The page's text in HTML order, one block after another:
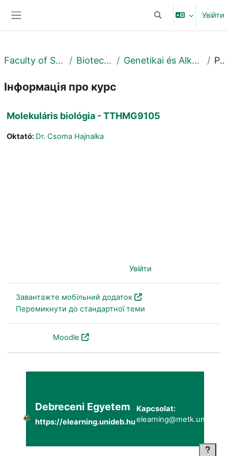
ПереключитиУвійти
Faculty of Science and Technology Biotechnológiai Intézet Genetikai és Alkalmazott Mikrobiológiai Tanszék Резюме
Інформація про курс
Molekuláris biológia - TTHMG9105
Oktató: Dr. Csoma Hajnalka
Увійти
Завантажте мобільний додаток
Перемикнути до стандартної теми
Moodle
Debreceni Egyetem
https://elearning.unideb.hu
Kapcsolat: